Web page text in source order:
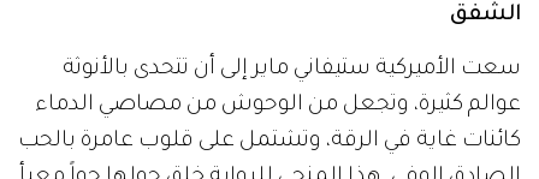
الشفق
سعت الأميركية ستيفاني ماير إلى أن تتحدى بالأنوثة
عوالم كثيرة، وتجعل من الوحوش من مصاصي الدماء
كائنات غاية في الرقة، وتشتمل على قلوب عامرة بالحب